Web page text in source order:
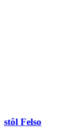
stôl Felso